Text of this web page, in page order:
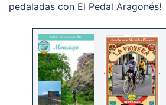
pedaladas con El Pedal Aragonés!